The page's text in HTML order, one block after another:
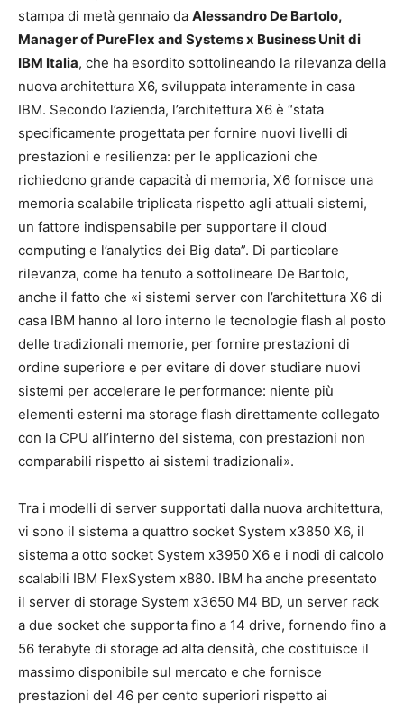
stampa di metà gennaio da Alessandro De Bartolo,
Manager of PureFlex and Systems x Business Unit di
IBM Italia, che ha esordito sottolineando la rilevanza della
nuova architettura X6, sviluppata interamente in casa
IBM. Secondo l’azienda, l’architettura X6 è “stata
specificamente progettata per fornire nuovi livelli di
prestazioni e resilienza: per le applicazioni che
richiedono grande capacità di memoria, X6 fornisce una
memoria scalabile triplicata rispetto agli attuali sistemi,
un fattore indispensabile per supportare il cloud
computing e l’analytics dei Big data”. Di particolare
rilevanza, come ha tenuto a sottolineare De Bartolo,
anche il fatto che «i sistemi server con l’architettura X6 di
casa IBM hanno al loro interno le tecnologie flash al posto
delle tradizionali memorie, per fornire prestazioni di
ordine superiore e per evitare di dover studiare nuovi
sistemi per accelerare le performance: niente più
elementi esterni ma storage flash direttamente collegato
con la CPU all’interno del sistema, con prestazioni non
comparabili rispetto ai sistemi tradizionali».
Tra i modelli di server supportati dalla nuova architettura,
vi sono il sistema a quattro socket System x3850 X6, il
sistema a otto socket System x3950 X6 e i nodi di calcolo
scalabili IBM FlexSystem x880. IBM ha anche presentato
il server di storage System x3650 M4 BD, un server rack
a due socket che supporta fino a 14 drive, fornendo fino a
56 terabyte di storage ad alta densità, che costituisce il
massimo disponibile sul mercato e che fornisce
prestazioni del 46 per cento superiori rispetto ai